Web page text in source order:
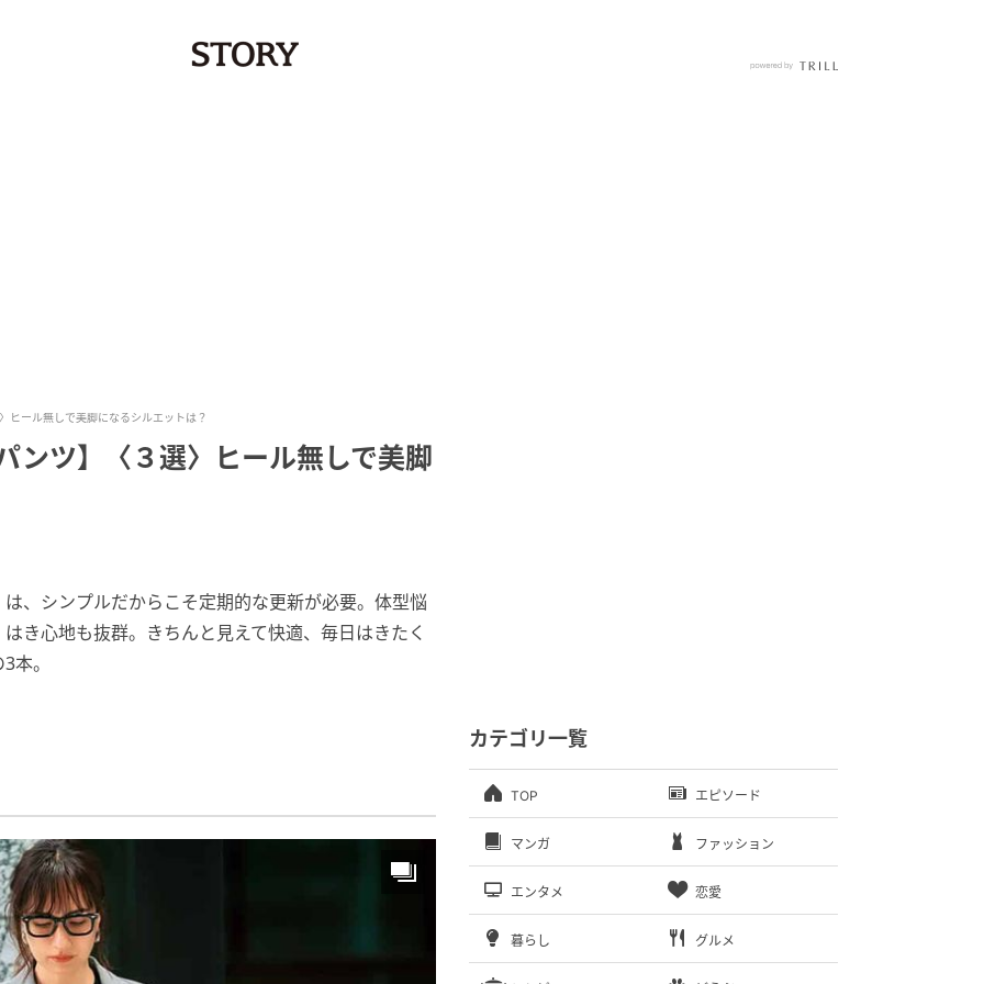
ヒール無しで美脚になるシルエットは？
ンツ】〈３選〉ヒール無しで美脚
、シンプルだからこそ定期的な更新が必要。体型悩
き心地も抜群。きちんと見えて快適、毎日はきたく
本。
カテゴリ一覧
TOP エピソード
マンガ ファッション
エンタメ 恋愛
暮らし グルメ